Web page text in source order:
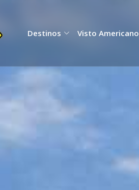
Destinos Visto Americano